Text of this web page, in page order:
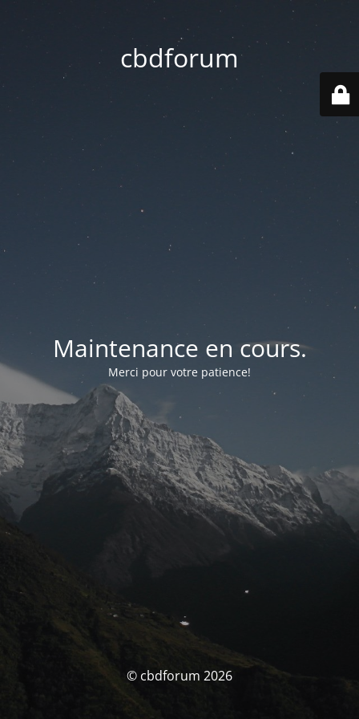
cbdforum
Maintenance en cours.
Merci pour votre patience!
© cbdforum 2026